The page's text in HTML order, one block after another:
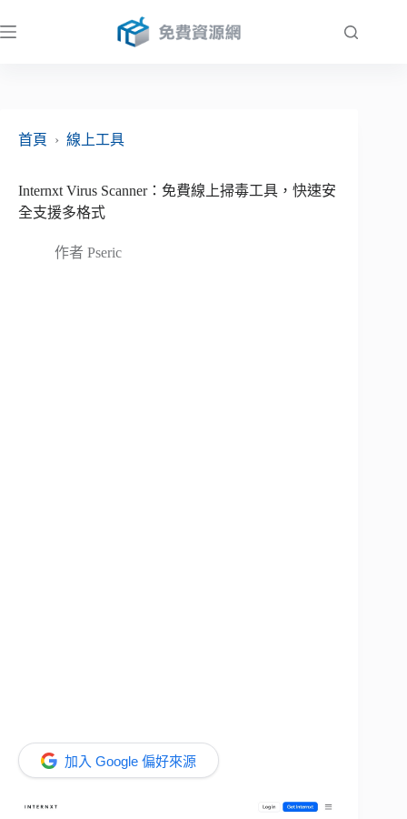
至
首頁
› 線上工具
Internxt Virus Scanner：免費線上掃毒工具，快速安
全支援多格式
作者 Pseric
加入 Google 偏好來源